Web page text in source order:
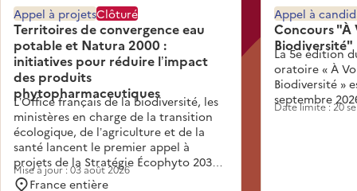
Territoires de convergence eau
potable et Natura 2000 :
initiatives pour réduire l’impact
des produits
phytopharmaceutiques
Appel à projetsClôturé
L’Office français de la biodiversité, les
ministères en charge de la transition
écologique, de l’agriculture et de la
santé lancent le premier appel à
projets de la Stratégie Écophyto 2030.
Inscrit dans l’action 3.3 de la Stratégie,
Mise à jour : 03 août 2026
France entière
Concours "À
Biodiversité"
Appel à
La 5e édition
oratoire « À
Biodiversité »
septembre
Date limite : 20